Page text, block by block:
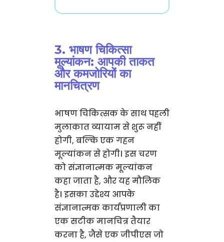
3. भाषण चिकित्सा
मूल्यांकन: आपकी ताकत
और कमजोरियों का
मानचित्रण
भाषण चिकित्सक के साथ पहली
मुलाकात व्यायाम से शुरू नहीं
होगी, बल्कि एक गहन
मूल्यांकन से होगी। इस चरण
को संज्ञानात्मक मूल्यांकन
कहा जाता है, और यह मौलिक
है। इसका उद्देश्य आपके
संज्ञानात्मक कार्यप्रणाली का
एक सटीक मानचित्र तैयार
करना है, जैसे एक जीपीएस जो